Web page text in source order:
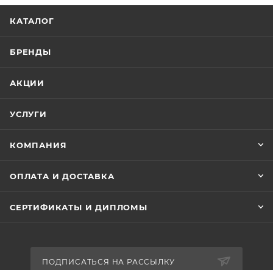
чемпионов!
Двигатель
Эргономика
КАТАЛОГ
БРЕНДЫ
АКЦИИ
УСЛУГИ
КОМПАНИЯ
ОПЛАТА И ДОСТАВКА
СЕРТИФИКАТЫ И ДИПЛОМЫ
ПОДПИСАТЬСЯ НА РАССЫЛКУ